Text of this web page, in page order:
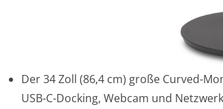
Der 34 Zoll (86,4 cm) große Curved-
USB-C-Docking, Webcam und